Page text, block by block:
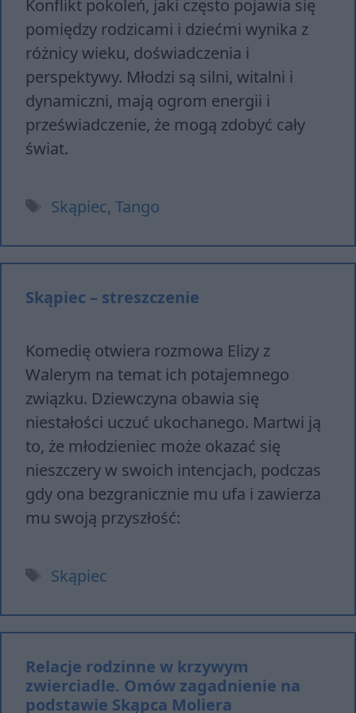
Konflikt pokoleń, jaki często pojawia się
pomiędzy rodzicami i dziećmi wynika z
różnicy wieku, doświadczenia i
perspektywy. Młodzi są silni, witalni i
dynamiczni, mają ogrom energii i
przeświadczenie, że mogą zdobyć cały
świat.
Tagi
Skąpiec, Tango
Skąpiec – streszczenie
Komedię otwiera rozmowa Elizy z
Walerym na temat ich potajemnego
związku. Dziewczyna obawia się
niestałości uczuć ukochanego. Martwi ją
to, że młodzieniec może okazać się
nieszczery w swoich intencjach, podczas
gdy ona bezgranicznie mu ufa i zawierza
mu swoją przyszłość:
Tagi
Skąpiec
Relacje rodzinne w krzywym
zwierciadle. Omów zagadnienie na
podstawie Skąpca Moliera